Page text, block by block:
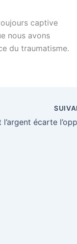
captive
nous avons
du traumatisme.